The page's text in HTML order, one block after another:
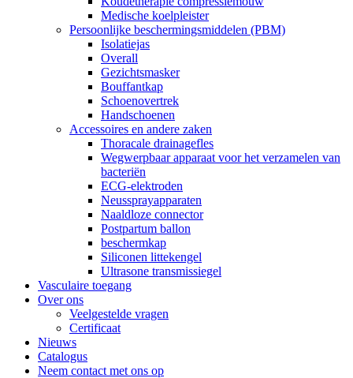
Medische koelpleister
Persoonlijke beschermingsmiddelen (PBM)
Isolatiejas
Overall
Gezichtsmasker
Bouffantkap
Schoenovertrek
Handschoenen
Accessoires en andere zaken
Thoracale drainagefles
Wegwerpbaar apparaat voor het verzamelen van
bacteriën
ECG-elektroden
Neussprayapparaten
Naaldloze connector
Postpartum ballon
beschermkap
Siliconen littekengel
Ultrasone transmissiegel
Vasculaire toegang
Over ons
Veelgestelde vragen
Certificaat
Nieuws
Catalogus
Neem contact met ons op